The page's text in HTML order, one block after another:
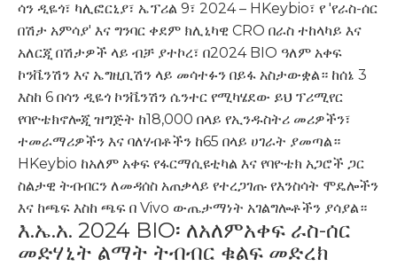
ሳን ዲዬጎ፣ ካሊፎርኒያ፣ ኤፕሪል 9፣ 2024 – HKeybio፣ የ 'የራስ-ሰር
በሽታ አምሳያ' እና ግንባር ቀደም ክሊኒካዊ CRO በራስ ተከላካይ እና
አለርጂ በሽታዎች ላይ ብቻ ያተኮረ፣ በ2024 BIO ዓለም አቀፍ
ኮንቬንሽን እና ኤግዚቢሽን ላይ መሳተፉን በይፋ አስታውቋል። ከሰኔ 3
እስከ 6 በሳን ዲዬጎ ኮንቬንሽን ሴንተር የሚካሄደው ይህ ፕሪሚየር
የባዮቴክኖሎጂ ዝግጅት ከ18,000 በላይ የኢንዱስትሪ መሪዎችን፣
ተመራማሪዎችን እና ባለሃብቶችን ከ65 በላይ ሀገራት ያመጣል።
HKeybio ከአለም አቀፍ የፋርማሲዩቲካል እና የባዮቴክ አጋሮች ጋር
ስልታዊ ትብብርን ለመዳሰስ አጠቃላይ የተረጋገጡ የእንስሳት ሞዴሎችን
እና ከጫፍ እስከ ጫፍ በ Vivo ውጤታማነት አገልግሎቶችን ያሳያል።
እ.ኤ.አ. 2024 BIO፡ ለአለምአቀፍ ራስ-ሰር
መድሃኒት ልማት ትብብር ቁልፍ መድረክ